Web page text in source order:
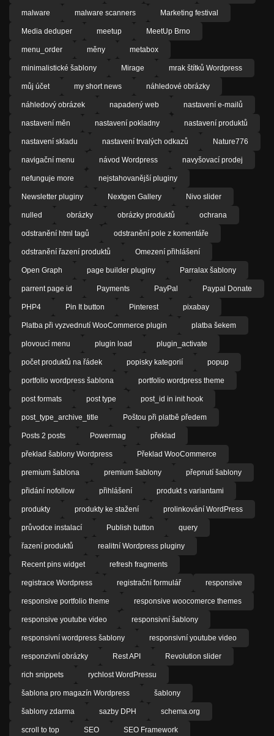
malware malware scanners Marketing festival
Media deduper meetup MeetUp Brno
menu_order měny metabox
minimalistické šablony Mirage mrak štítků Wordpress
můj účet my short news náhledové obrázky
náhledový obrázek napadený web nastavení e-mailů
nastavení měn nastavení pokladny nastavení produktů
nastavení skladu nastavení trvalých odkazů Nature776
navigační menu návod Wordpress navyšovací prodej
nefunguje more nejstahovanější pluginy
Newsletter pluginy Nextgen Gallery Nivo slider
nulled obrázky obrázky produktů ochrana
odstranění html tagů odstranění pole z komentáře
odstranění řazení produktů Omezení přihlášení
Open Graph page builder pluginy Parralax šablony
parrent page id Payments PayPal Paypal Donate
PHP4 Pin It button Pinterest pixabay
Platba při vyzvednutí WooCommerce plugin platba šekem
plovoucí menu plugin load plugin_activate
počet produktů na řádek popisky kategorií popup
portfolio wordpress šablona portfolio wordpress theme
post formats post type post_id in init hook
post_type_archive_title Poštou při platbě předem
Posts 2 posts Powermag překlad
překlad šablony Wordpress Překlad WooCommerce
premium šablona premium šablony přepnutí šablony
přidání nofollow přihlášení produkt s variantami
produkty produkty ke stažení prolinkování WordPress
průvodce instalací Publish button query
řazení produktů realitní Wordpress pluginy
Recent pins widget refresh fragments
registrace Wordpress registrační formulář responsive
responsive portfolio theme responsive woocomerce themes
responsive youtube video responsivní šablony
responsivní wordpress šablony responsivní youtube video
responzivní obrázky Rest API Revolution slider
rich snippets rychlost WordPressu
šablona pro magazín Wordpress šablony
šablony zdarma sazby DPH schema.org
scroll to top SEO SEO Framework